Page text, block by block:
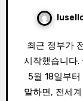
최근 정부가 전세사기 예방을 위한 새로운 지원 사업을
시작했습니다.
5월 18일부터
말하면, 전세